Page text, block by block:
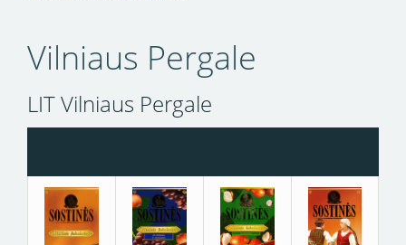
Vilniaus Pergale
LIT Vilniaus Pergale